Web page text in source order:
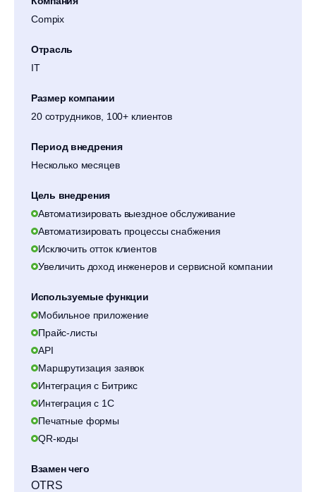
Compix
Отрасль
IT
Размер компании
20 сотрудников, 100+ клиентов
Период внедрения
Несколько месяцев
Цель внедрения
Автоматизировать выездное обслуживание
Автоматизировать процессы снабжения
Исключить отток клиентов
Увеличить доход инженеров и сервисной компании
Используемые функции
Мобильное приложение
Прайс-листы
API
Маршрутизация заявок
Интеграция с Битрикс
Интеграция с 1С
Печатные формы
QR-коды
Взамен чего
OTRS